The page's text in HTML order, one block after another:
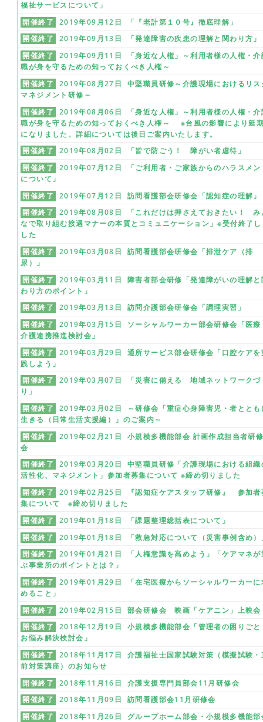
福祉サービスについて」
開催終了
2019年09月12日 「『老計第１０号』徹底理解」
開催終了
2019年09月13日 「発達障害の疾患の理解と関わり方」
開催終了
2019年09月11日 「身近な人権」～利用者様の人権・介
職が身を守るための知っておくべき人権～
開催終了
2019年08月27日 中堅職員研修～介護現場におけるリス
マネジメント研修～
開催終了
2019年08月06日 「身近な人権」～利用者様の人権・介
職が身を守るための知っておくべき人権～ ※台風の影響により延
になりました。詳細については後日ご案内いたします。
開催終了
2019年08月02日 「皆で防ごう！ 障がい者虐待」
開催終了
2019年07月12日 「ご利用者・ご家族からのハラスメン
について」
開催終了
2019年07月12日 訪問看護部会研修会「認知症の理解」
開催終了
2019年08月08日 「これだけは押さえておきたい！ み
なで取り組む接遇マナーの本質とコミュニケーション」※受付終了
した
開催終了
2019年03月08日 訪問看護部会研修会「排泄ケア（排
尿）」
開催終了
2019年03月11日 障害者部会研修「発達障がいの理解と
わり方のポイント」
開催終了
2019年03月13日 訪問介護部会研修会「調理実習」
開催終了
2019年03月15日 ソーシャルワーカー部会研修会「医療
介護連携推進検討会」
開催終了
2019年03月29日 通所サービス部会研修会「口腔ケアを
践しよう」
開催終了
2019年03月07日 「災害に備える 地域ネットワークづ
り」
開催終了
2019年03月02日 ～研修会「重症心身障害児・者ととも
生きる（日常生活支援編）」のご案内～
開催終了
2019年02月21日 小規模多機能部会 計画作成担当者研
会
開催終了
2019年03月20日 中堅職員研修「介護現場における組織
活性化、マネジメント」参加者募集について ※締め切りました
開催終了
2019年02月25日 『認知症ケアスタッフ研修』 参加者
集について ※締め切りました
開催終了
2019年01月18日 「課題整理総括表について」
開催終了
2019年01月18日 「救急対応について（災害事例含め）
開催終了
2019年01月21日 「人権意識を高めよう」「ケアマネが
ぶ事業所のポイントとは？」
開催終了
2019年01月29日 「在宅医療からソーシャルワーカーに
めること」
開催終了
2019年02月15日 部会研修会 映画「ケアニン」上映会
開催終了
2018年12月19日 小規模多機能部会「管理者の困りごと
お悩み解決検討会」
開催終了
2018年11月17日 介護福祉士国家試験対策（模擬試験・
前対策講座）のお知らせ
開催終了
2018年11月16日 介護支援専門員部会11月研修会
開催終了
2018年11月09日 訪問看護部会11月研修会
開催終了
2018年11月26日 グループホーム部会・小規模多機能部